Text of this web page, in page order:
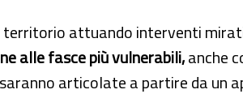
territorio attuando interventi
alle fasce più vulnerabili,anche
articolate a partire da un